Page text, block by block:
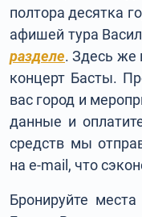
полтора десятка
афишей тура
разделе. Здесь же
концерт Басты.
вас город и
данные и
средств мы
на e-mail, что
Бронируйте